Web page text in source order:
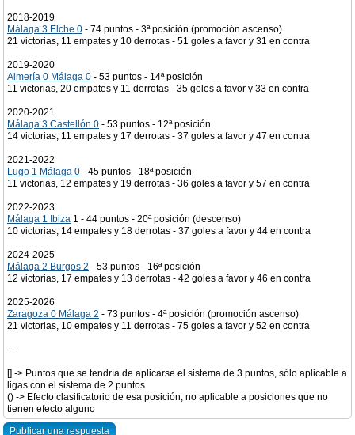
2018-2019
Málaga 3 Elche 0 - 74 puntos - 3ª posición (promoción ascenso)
21 victorias, 11 empates y 10 derrotas - 51 goles a favor y 31 en contra
2019-2020
Almería 0 Málaga 0 - 53 puntos - 14ª posición
11 victorias, 20 empates y 11 derrotas - 35 goles a favor y 33 en contra
2020-2021
Málaga 3 Castellón 0 - 53 puntos - 12ª posición
14 victorias, 11 empates y 17 derrotas - 37 goles a favor y 47 en contra
2021-2022
Lugo 1 Málaga 0 - 45 puntos - 18ª posición
11 victorias, 12 empates y 19 derrotas - 36 goles a favor y 57 en contra
2022-2023
Málaga 1 Ibiza 1 - 44 puntos - 20ª posición (descenso)
10 victorias, 14 empates y 18 derrotas - 37 goles a favor y 44 en contra
2024-2025
Málaga 2 Burgos 2 - 53 puntos - 16ª posición
12 victorias, 17 empates y 13 derrotas - 42 goles a favor y 46 en contra
2025-2026
Zaragoza 0 Málaga 2 - 73 puntos - 4ª posición (promoción ascenso)
21 victorias, 10 empates y 11 derrotas - 75 goles a favor y 52 en contra
---
[] -> Puntos que se tendría de aplicarse el sistema de 3 puntos, sólo aplicable a
ligas con el sistema de 2 puntos
() -> Efecto clasificatorio de esa posición, no aplicable a posiciones que no
tienen efecto alguno
Publicar una respuesta